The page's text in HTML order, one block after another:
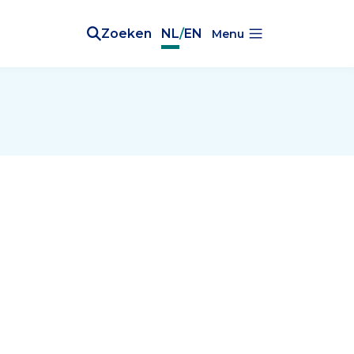
Zoeken NL/EN Menu